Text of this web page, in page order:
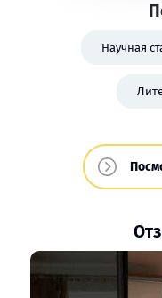
Научная